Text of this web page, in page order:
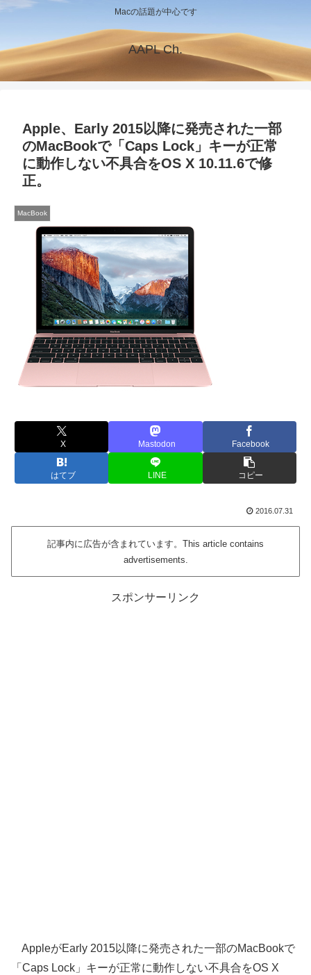
Macの話題が中心です
AAPL Ch.
Apple、Early 2015以降に発売された一部
のMacBookで「Caps Lock」キーが正常
に動作しない不具合をOS X 10.11.6で修
正。
MacBook
X Mastodon Facebook
はてブ LINE コピー
2016.07.31
記事内に広告が含まれています。This article contains
advertisements.
スポンサーリンク
AppleがEarly 2015以降に発売された一部のMacBookで
「Caps Lock」キーが正常に動作しない不具合をOS X